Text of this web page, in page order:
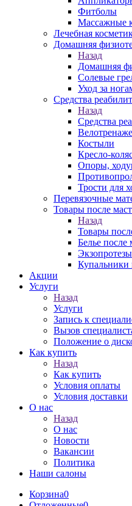
Фитболы
Массажные
Лечебная
Домашняя
Назад
Домашняя
Солевые
Уход за
Средства
Назад
Средства
Костыли
Кресло-
Опоры,
Трости для
Перевязочные
Товары после
Назад
Товары
Белье после
Экзопротезы
Купальники
Акции
Услуги
Назад
Услуги
Запись к
Вызов
Положение о
Как купить
Назад
Как купить
Условия оплаты
Условия доставки
О нас
Назад
О нас
Новости
Вакансии
Политика
Наши салоны
Корзина0